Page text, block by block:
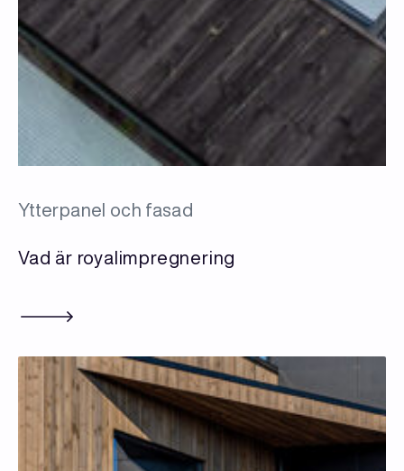
Ytterpanel och fasad
Vad är royalimpregnering